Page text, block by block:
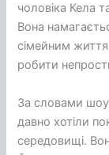
чоловіка Кела
Вона
сімейним
робити
За словами
давно хотіли
середовищі.